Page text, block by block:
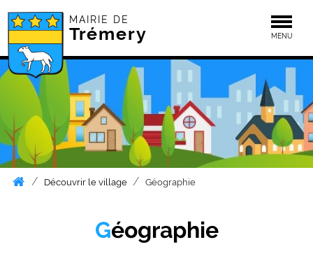
MAIRIE DE
Trémery MENU
Découvrir le village Géographie
Géographie